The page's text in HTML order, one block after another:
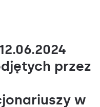
przez
w